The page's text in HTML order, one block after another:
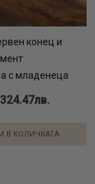
конец и
с младенеца
В КОЛИЧКАТА